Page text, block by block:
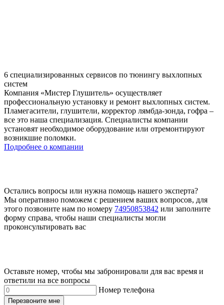
6 специализированных сервисов по тюнингу выхлопных
систем
Компания «Мистер Глушитель» осуществляет
профессиональную установку и ремонт выхлопных систем.
Пламегасители, глушители, корректор лямбда-зонда, гофра –
все это наша специализация. Специалисты компании
установят необходимое оборудование или отремонтируют
возникшие поломки.
Подробнее о компании
Остались вопросы или нужна помощь нашего эксперта?
Мы оперативно поможем с решением ваших вопросов, для
этого позвоните нам по номеру 74950853842 или заполните
форму справа, чтобы наши специалисты могли
проконсультировать вас
Оставьте номер, чтобы мы забронировали для вас время и
ответили на все вопросы
Номер телефона
Перезвоните мне